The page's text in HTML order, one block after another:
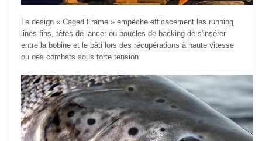
Le design « Caged Frame » empêche efficacement les running
lines fins, têtes de lancer ou boucles de backing de s'insérer
entre la bobine et le bâti lors des récupérations à haute vitesse
ou des combats sous forte tension